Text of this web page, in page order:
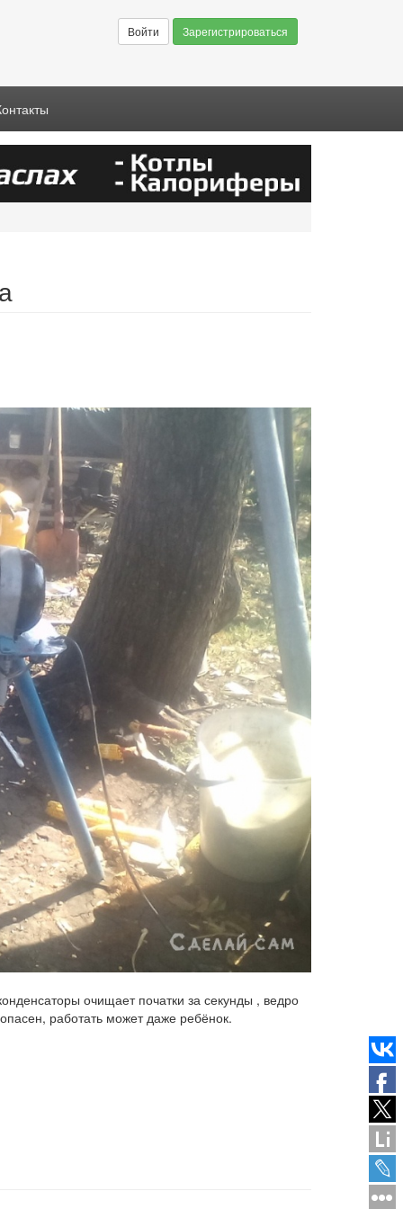
Войти Зарегистрироваться
очищает початки за секунды , ведро
работать может даже ребёнок.